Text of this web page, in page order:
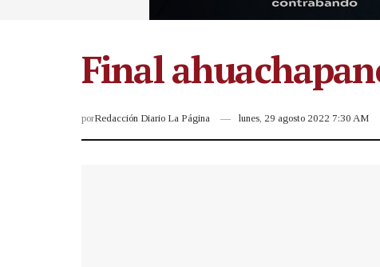
Final
porRedacción Diario La Página lunes, 29 agosto 2022 7:30 AM